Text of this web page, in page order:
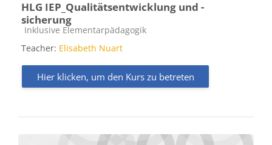
HLG IEP_Qualitätsentwicklung und -
sicherung
Kursbereich
Inklusive Elementarpädagogik
Teacher: Elisabeth Nuart
Hier klicken, um den Kurs zu betreten